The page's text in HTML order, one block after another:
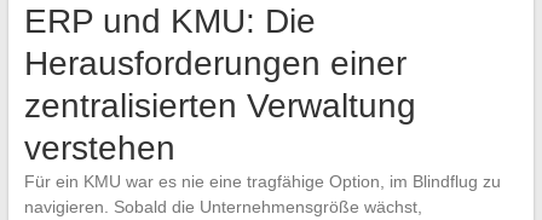
ERP und KMU: Die
Herausforderungen einer
zentralisierten Verwaltung
verstehen
Für ein KMU war es nie eine tragfähige Option, im Blindflug zu
navigieren. Sobald die Unternehmensgröße wächst,